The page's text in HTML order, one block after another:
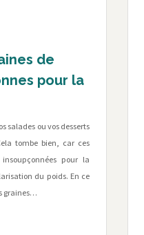
de
pour la
salades ou vos desserts
tombe bien, car ces
pour la
du poids. En ce
graines…